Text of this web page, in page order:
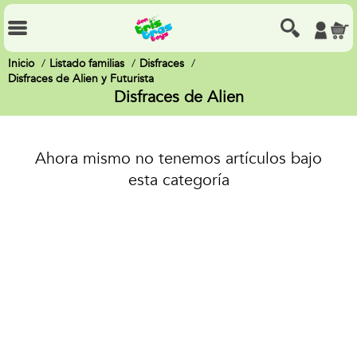
Inicio Listado familias
Disfraces
Disfraces de Alien y Futurista
Disfraces de Alien
Ahora mismo no tenemos artículos bajo
esta categoría